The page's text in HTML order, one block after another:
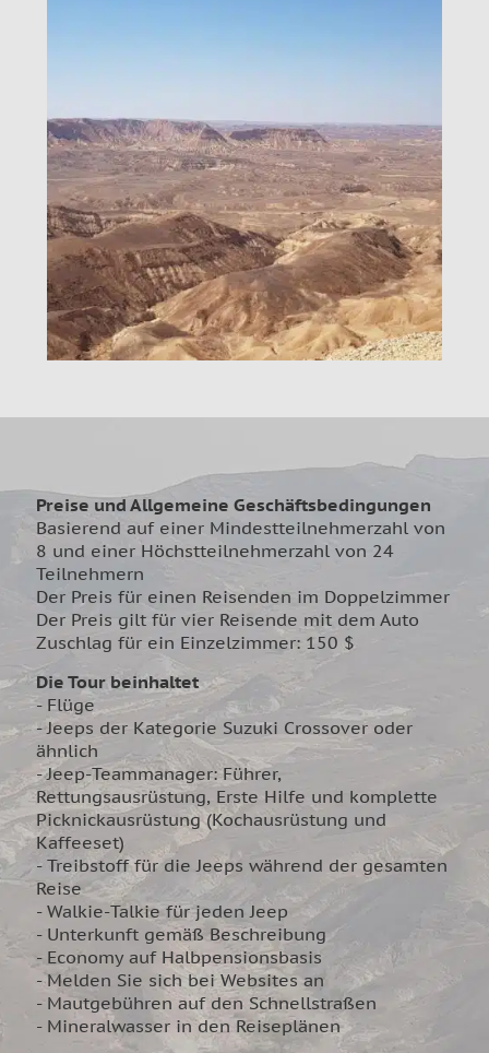
Preise und Allgemeine Geschäftsbedingungen
Basierend auf einer Mindestteilnehmerzahl von
8 und einer Höchstteilnehmerzahl von 24
Teilnehmern
Der Preis für einen Reisenden im Doppelzimmer
Der Preis gilt für vier Reisende mit dem Auto
Zuschlag für ein Einzelzimmer: 150 $
Die Tour beinhaltet
- Flüge
- Jeeps der Kategorie Suzuki Crossover oder
ähnlich
- Jeep-Teammanager: Führer,
Rettungsausrüstung, Erste Hilfe und komplette
Picknickausrüstung (Kochausrüstung und
Kaffeeset)
- Treibstoff für die Jeeps während der gesamten
Reise
- Walkie-Talkie für jeden Jeep
- Unterkunft gemäß Beschreibung
- Economy auf Halbpensionsbasis
- Melden Sie sich bei Websites an
- Mautgebühren auf den Schnellstraßen
- Mineralwasser in den Reiseplänen